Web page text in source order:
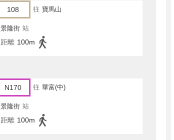
108 往 寶馬山
景隆街 站
距離 100m
N170 往 華富(中)
景隆街 站
距離 100m